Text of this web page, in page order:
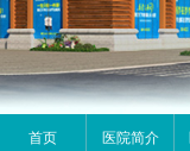
首页 医院简介